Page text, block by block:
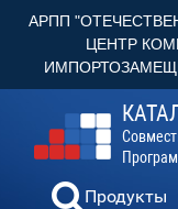
АРПП
ЦЕНТР
Продукты